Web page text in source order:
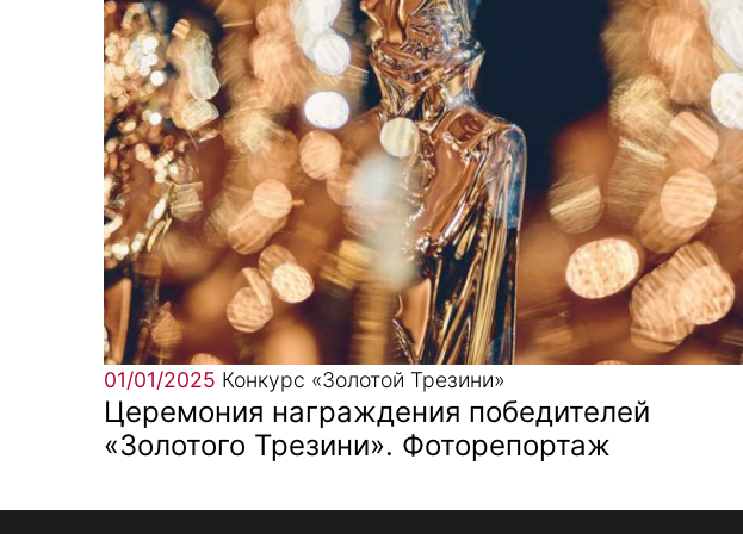
01/01/2025 Конкурс «Золотой Трезини»
Церемония награждения победителей
«Золотого Трезини». Фоторепортаж